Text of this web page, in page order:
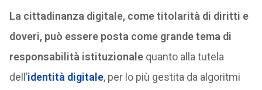
La cittadinanza digitale, come titolarità di diritti e
doveri, può essere posta come grande tema di
responsabilità istituzionalequanto alla tutela
dell’identità digitale, per lo più gestita da algoritmi